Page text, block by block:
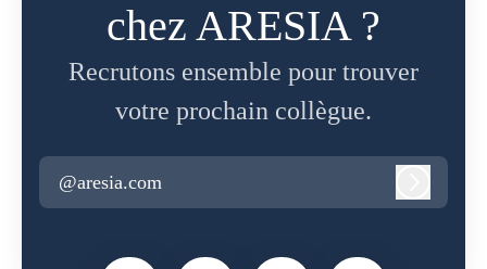
chez ARESIA ?
Recrutons ensemble pour trouver
votre prochain collègue.
@aresia.com